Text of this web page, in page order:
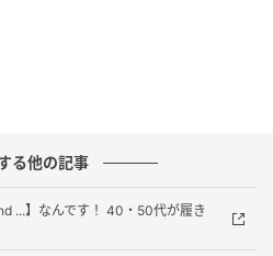
る他の記事
】なんです！ 40・50代が履き